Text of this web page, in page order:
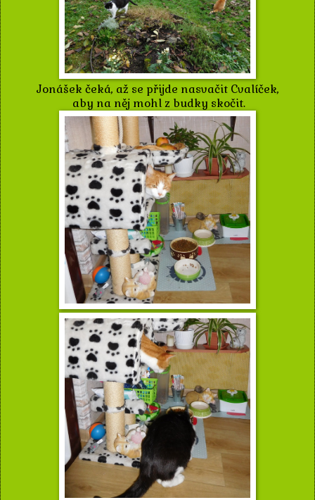
Jonášek čeká, až se přijde nasvačit Cvalíček,
aby na něj mohl z budky skočit.